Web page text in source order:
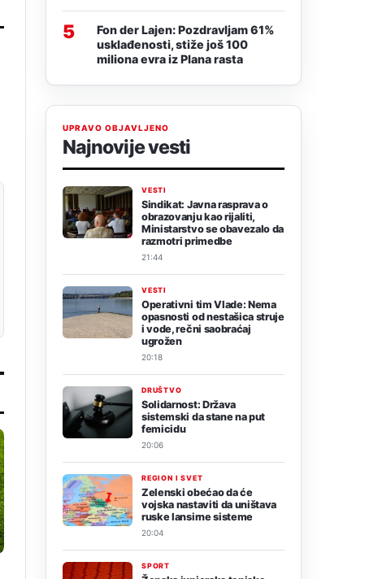
5
Fon der Lajen: Pozdravljam 61%
usklađenosti, stiže još 100
miliona evra iz Plana rasta
UPRAVO OBJAVLJENO
Najnovije vesti
VESTI
Sindikat: Javna rasprava o
obrazovanju kao rijaliti,
Ministarstvo se obavezalo da
razmotri primedbe
21:44
VESTI
Operativni tim Vlade: Nema
opasnosti od nestašica struje
i vode, rečni saobraćaj
ugrožen
20:18
DRUŠTVO
Solidarnost: Država
sistemski da stane na put
femicidu
20:06
REGION I SVET
Zelenski obećao da će
vojska nastaviti da uništava
ruske lansirne sisteme
20:04
SPORT